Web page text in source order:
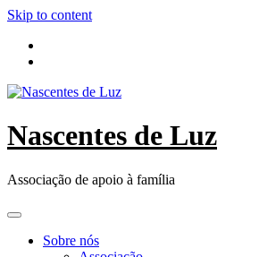
Skip to content
Nascentes de Luz
Associação de apoio à família
Sobre nós